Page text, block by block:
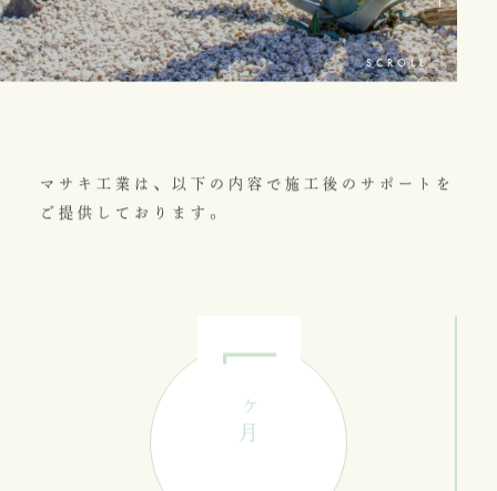
SCROLL
マサキ工業は、以下の内容で施工後のサポートを
ご提供しております。
1
ヶ月